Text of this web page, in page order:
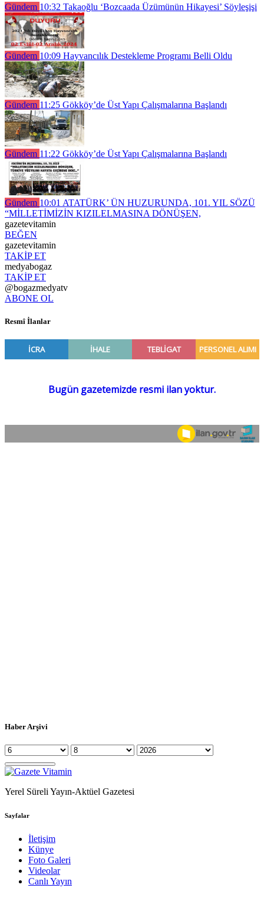
Gündem 10:32 Takaoğlu ‘Bozcaada Üzümünün Hikayesi’ Söyleşişi
Gündem 10:09 Hayvancılık Destekleme Programı Belli Oldu
Gündem 11:25 Gökköy’de Üst Yapı Çalışmalarına Başlandı
Gündem 11:22 Gökköy’de Üst Yapı Çalışmalarına Başlandı
Gündem 10:01 ATATÜRK’ ÜN HUZURUNDA, 101. YIL SÖZÜ
“MİLLETİMİZİN KIZILELMASINA DÖNÜŞEN,
gazetevitamin
BEĞEN
gazetevitamin
TAKİP ET
medyabogaz
TAKİP ET
@bogazmedyatv
ABONE OL
Resmî İlanlar
Haber Arşivi
Yerel Süreli Yayın-Aktüel Gazetesi
Sayfalar
İletişim
Künye
Foto Galeri
Videolar
Canlı Yayın